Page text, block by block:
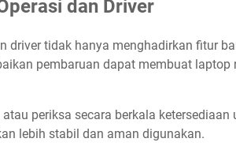
dan Driver
driver tidak hanya menghadirkan fitur
pembaruan dapat membuat laptop
periksa secara berkala ketersediaan
lebih stabil dan aman digunakan.